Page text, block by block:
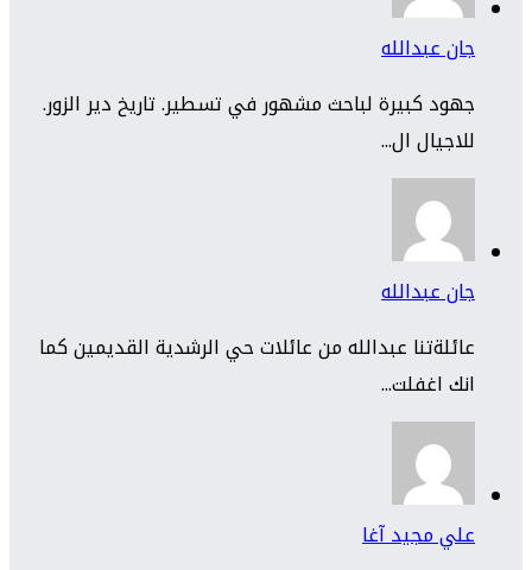
جان عبدالله
جهود كبيرة لباحث مشهور في تسطير. تاريخ دير الزور.
للاجيال ال...
جان عبدالله
عائلةتنا عبدالله من عائلات حي الرشدية القديمين كما
انك اغفلت...
علي مجيد آغا